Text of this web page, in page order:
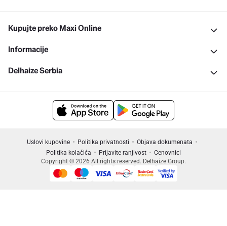
Kupujte preko Maxi Online
Informacije
Delhaize Serbia
Uslovi kupovine Politika privatnosti
Objava dokumenata
Politika kolačića
Prijavite ranjivost
Cenovnici
Copyright © 2026 All rights reserved. Delhaize Group.